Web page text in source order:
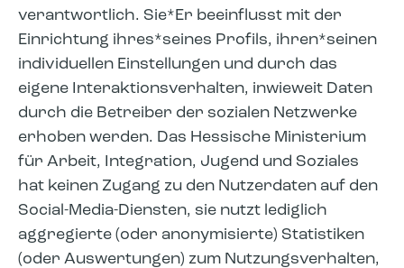
verantwortlich. Sie*Er beeinflusst mit der
Einrichtung ihres*seines Profils, ihren*seinen
individuellen Einstellungen und durch das
eigene Interaktionsverhalten, inwieweit Daten
durch die Betreiber der sozialen Netzwerke
erhoben werden. Das Hessische Ministerium
für Arbeit, Integration, Jugend und Soziales
hat keinen Zugang zu den Nutzerdaten auf den
Social-Media-Diensten, sie nutzt lediglich
aggregierte (oder anonymisierte) Statistiken
(oder Auswertungen) zum Nutzungsverhalten,